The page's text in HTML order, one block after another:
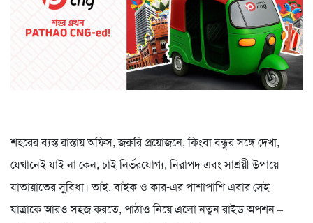
শহরের ব্যস্ত রাস্তায় অফিস, জরুরি প্রয়োজনে, কিংবা বন্ধুর সঙ্গে দেখা,
যেখানেই যাই না কেন, চাই নির্ভরযোগ্য, নিরাপদ এবং সাশ্রয়ী উপায়ে
যাতায়াতের সুবিধা। তাই, বাইক ও কার-এর পাশাপাশি এবার সেই
যাত্রাকে আরও সহজ করতে, পাঠাও নিয়ে এলো নতুন রাইড অপশন –